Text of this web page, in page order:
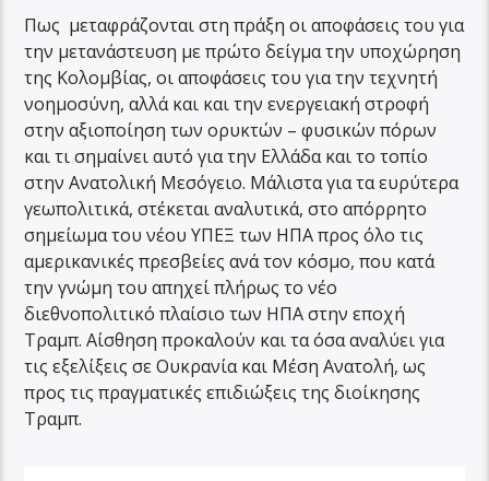
Πως μεταφράζονται στη πράξη οι αποφάσεις του για
την μετανάστευση με πρώτο δείγμα την υποχώρηση
της Κολομβίας, οι αποφάσεις του για την τεχνητή
νοημοσύνη, αλλά και και την ενεργειακή στροφή
στην αξιοποίηση των ορυκτών – φυσικών πόρων
και τι σημαίνει αυτό για την Ελλάδα και το τοπίο
στην Ανατολική Μεσόγειο. Μάλιστα για τα ευρύτερα
γεωπολιτικά, στέκεται αναλυτικά, στο απόρρητο
σημείωμα του νέου ΥΠΕΞ των ΗΠΑ προς όλο τις
αμερικανικές πρεσβείες ανά τον κόσμο, που κατά
την γνώμη του απηχεί πλήρως το νέο
διεθνοπολιτικό πλαίσιο των ΗΠΑ στην εποχή
Τραμπ. Αίσθηση προκαλούν και τα όσα αναλύει για
τις εξελίξεις σε Ουκρανία και Μέση Ανατολή, ως
προς τις πραγματικές επιδιώξεις της διοίκησης
Τραμπ.